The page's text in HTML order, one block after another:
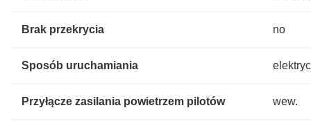
Brak przekrycia no
Sposób uruchamiania
Przyłącze zasilania powietrzem pilotów wew.